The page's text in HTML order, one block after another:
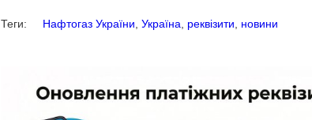
Теги: Нафтогаз України Україна реквізити новини